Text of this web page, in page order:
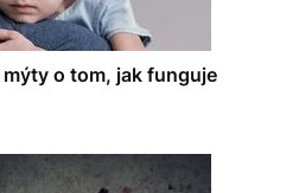
mýty o tom, jak funguje